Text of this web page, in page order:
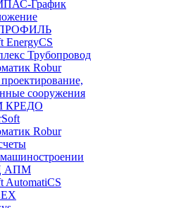
График
EnergyCS
Трубопровод
Robur
сооружения
КРЕДО
Robur
АПМ
AutomatiCS